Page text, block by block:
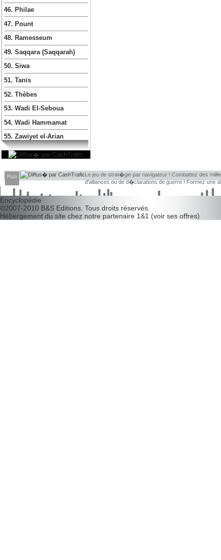
46. Philae
47. Pount
48. Ramesseum
49. Saqqara (Saqqarah)
50. Siwa
51. Tanis
52. Thèbes
53. Wadi El-Seboua
54. Wadi Hammamat
55. Zawiyet el-Arian
Pub
Le jeu de strat�gie par navigateur ! Combattez des
d'alliances ou de d�clarations de guerre ! Formez une
d�couvrir leurs faiblesses !
Encyclopédie
©2007-2010 B&S Editions . Tous droits réservés.
Hébergement du site chez notre partenaire 1&1 (voir ses offres)